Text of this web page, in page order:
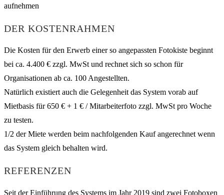
DER KOSTENRAHMEN
Die Kosten für den Erwerb einer so angepassten Fotokiste beginnt
bei ca. 4.400 € zzgl. MwSt und rechnet sich so schon für
Organisationen ab ca. 100 Angestellten.
Natürlich existiert auch die Gelegenheit das System vorab auf
Mietbasis für 650 € + 1 € / Mitarbeiterfoto zzgl. MwSt pro Woche
zu testen.
1/2 der Miete werden beim nachfolgenden Kauf angerechnet wenn
das System gleich behalten wird.
REFERENZEN
Seit der Einführung des Systems im Jahr 2019 sind zwei Fotoboxen